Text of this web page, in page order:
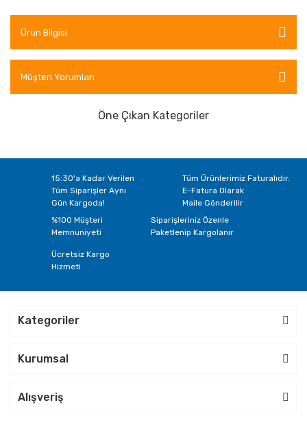
Ürün Bilgisi
Müşteri Yorumları
Öne Çıkan Kategoriler
15:30'a Kadar Verilen
Tüm Siparişler Aynı
Gün Kargoda!
Tüm Ürünlerimiz Faturalıdır.
E-Fatura Olarak
Maile Gönderilir
%100 Müşteri
Memnuniyeti
Siparişleriniz Özenle
Paketlenip Kargolanır
Ücretsiz Kargo
Hizmeti
Kategoriler
Kurumsal
Alışveriş